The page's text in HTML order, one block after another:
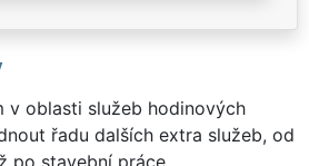
v oblasti služeb hodinových
řadu dalších extra služeb, od
po stavební práce.